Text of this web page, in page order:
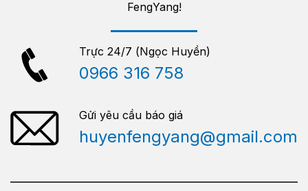
FengYang!
Trực 24/7 (Ngọc Huyền)
0966 316 758
Gửi yêu cầu báo giá
huyenfengyang@gmail.com